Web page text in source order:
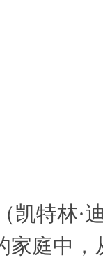
凯特林·
家庭中